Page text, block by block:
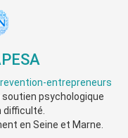
entrepreneurs
soutien psychologique
en Seine et Marne.